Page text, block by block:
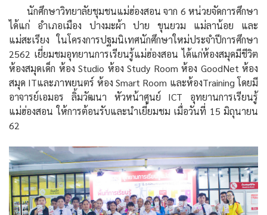
นักศึกษาวิทยาลัยชุมชนแม่ฮ่องสอน จาก 6 หน่วยจัดการศึกษา
ได้แก่ อำเภอเมือง ปางมะผ้า ปาย ขุนยวม แม่ลาน้อย และ
แม่สะเรียง ในโครงการปฐมนิเทศนักศึกษาใหม่ประจำปีการศึกษา
2562 เยี่ยมชมอุทยานการเรียนรู้แม่ฮ่องสอน ได้แก่ห้องสมุดมีชีวิต
ห้องสมุดเด็ก ห้อง Studio ห้อง Study Room ห้อง GoodNet ห้อง
สมุด ITและภาพยนตร์ ห้อง Smart Room และห้องTraining โดยมี
อาจารย์เอมอร ลิ้มวัฒนา หัวหน้าศูนย์ ICT อุทยานการเรียนรู้
แม่ฮ่องสอน ให้การต้อนรับและนำเยี่ยมชม เมื่อวันที่ 15 มิถุนายน
62